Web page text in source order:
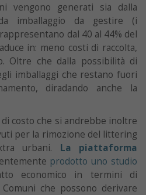
vengono generati sia dalla
imballaggio da gestire (i
dal 40 al 44% del
in: meno costi di raccolta,
Oltre che dalla possibilità di
imballaggi che restano fuori
diradando anche la
costo che si andrebbe inoltre
per la rimozione del littering
urbani. La piattaforma
prodotto uno studio
economico in termini di
che possono derivare